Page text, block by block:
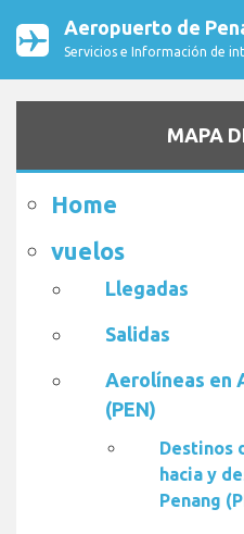
Aeropuerto de
Servicios e Información de
MAPA
Home
vuelos
Llegadas
Salidas
Aerolíneas en
(PEN)
Destinos
hacia y
Penang